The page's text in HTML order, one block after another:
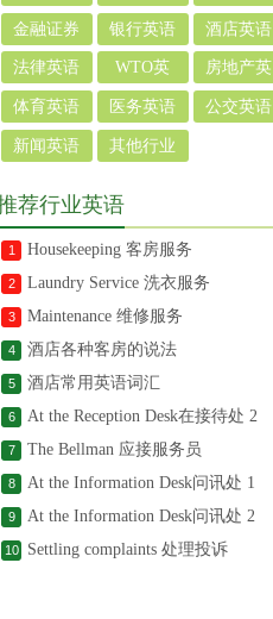
语
金融证券
英语
银行英语 酒店英语
法律英语
WTO英
语
房地产英
语
体育英语 医务英语 公交英语
新闻英语
其他行业
荐行业英语
1 Housekeeping 客房服务
2 Laundry Service 洗衣服务
3 Maintenance 维修服务
4 酒店各种客房的说法
5 酒店常用英语词汇
6 At the Reception Desk在接待处 2
7 The Bellman 应接服务员
8 At the Information Desk问讯处 1
9 At the Information Desk问讯处 2
10 Settling complaints 处理投诉